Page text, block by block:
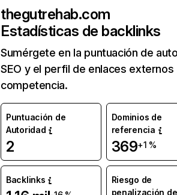
thegutrehab.com
Estadísticas de backlinks
Sumérgete en la puntuación de
SEO y el perfil de enlaces externos
competencia.
Puntuación de
Autoridad
2
Dominios de
referencia
369+1 %
Backlinks
Riesgo de
penalización de